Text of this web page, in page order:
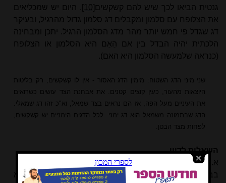
גנטית הביאו לכך שיש להם קשקשים [10] . היום יש שמכליאים
את הצלופח עם סלמון ומקבלים דג סלמון גדול מהרגיל, ובעיקר
דג שגדל פי חמש יותר מהר מדג הסלמון הרגיל. יתכן ומבחינה
הלכתית יהיה הבדל בין אם הֵאֵם היא הסלמון או הצלופח
(כנראה שלמעשה הסלמון היא האם).
שני מיני הדג השטוח: מימין הדג האסור - אין לו קשקשים, רק בליטות
היוצאות מהעור, כעין קוצים קטנים. את אבחנת הצד עושים כשרואים
את העיניים מעל הפה, אז הם נראים בצד שמאל, וא"כ זהו דג שמאלי.
הדג שבתמונה משמאל הוא דג ימני. לכל הדגים הימניים יש קשקשים,
לפחות מצד הבטן.
השאלות לדיון
א. אין הכלאה בין טהור לטמא
בבכורות (ז, א) כתוב שאין מתעברת לא טמאה מן הטהור ולא